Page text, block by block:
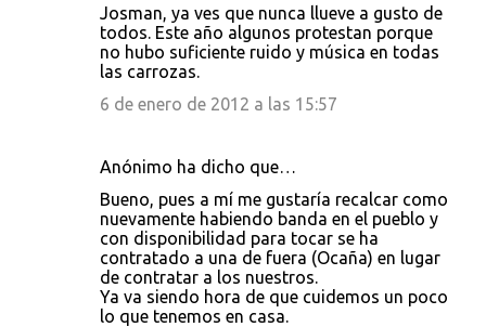
Josman, ya ves que nunca llueve a gusto de
todos. Este año algunos protestan porque
no hubo suficiente ruido y música en todas
las carrozas.
6 de enero de 2012 a las 15:57
Anónimo ha dicho que…
Bueno, pues a mí me gustaría recalcar como
nuevamente habiendo banda en el pueblo y
con disponibilidad para tocar se ha
contratado a una de fuera (Ocaña) en lugar
de contratar a los nuestros.
Ya va siendo hora de que cuidemos un poco
lo que tenemos en casa.